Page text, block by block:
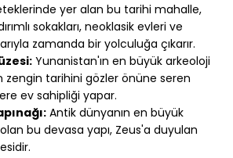
yer alan bu tarihi mahalle,
sokakları, neoklasik evleri ve
zamanda bir yolculuğa çıkarır.
Yunanistan'ın en büyük arkeoloji
zengin tarihini gözler önüne seren
ev sahipliği yapar.
Antik dünyanın en büyük
bu devasa yapı, Zeus'a duyulan